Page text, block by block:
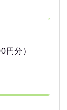
円分）